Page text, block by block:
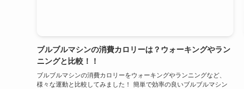
ブルブルマシンの消費カロリーは？ウォーキングやラン
ニングと比較！！
ブルブルマシンの消費カロリーをウォーキングやランニングなど、
様々な運動と比較してみました！ 簡単で効率の良いブルブルマシン